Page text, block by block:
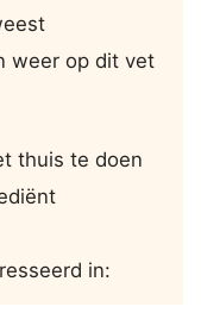
weer op dit vet
thuis te doen
in: